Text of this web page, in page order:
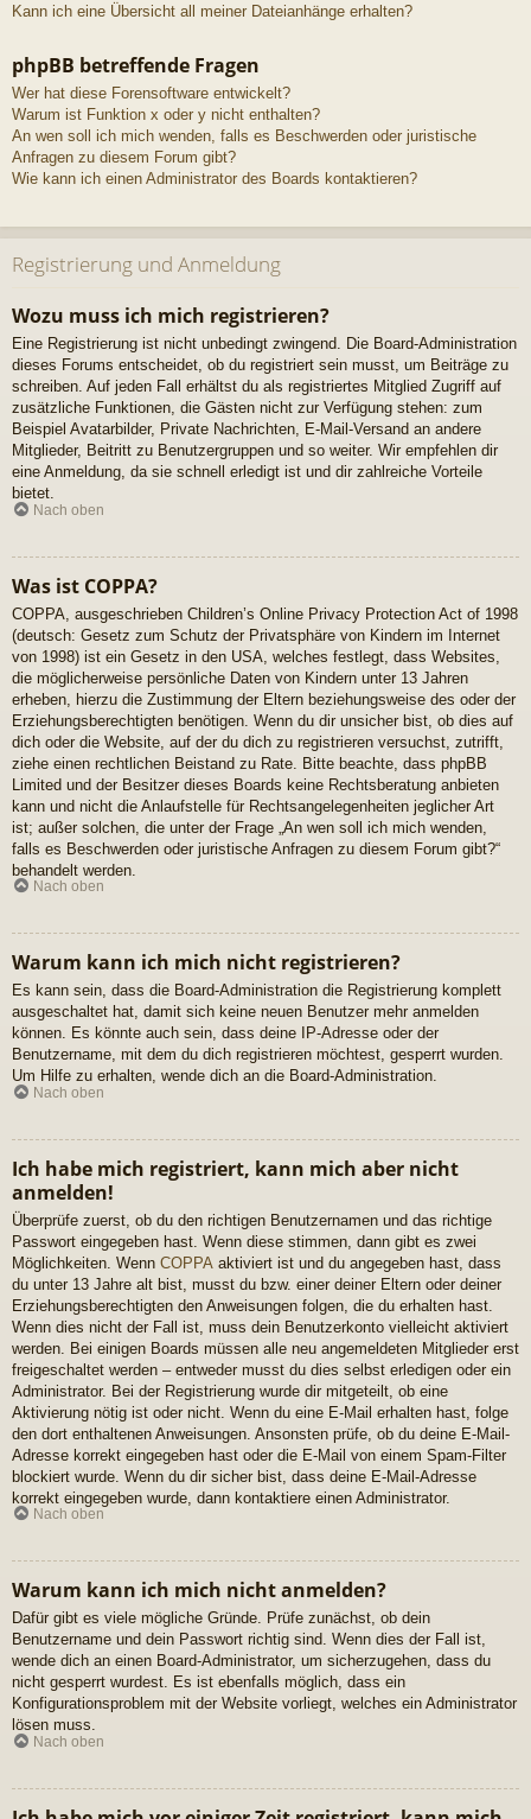
Kann ich eine Übersicht all meiner Dateianhänge erhalten?
phpBB betreffende Fragen
Wer hat diese Forensoftware entwickelt?
Warum ist Funktion x oder y nicht enthalten?
An wen soll ich mich wenden, falls es Beschwerden oder juristische
Anfragen zu diesem Forum gibt?
Wie kann ich einen Administrator des Boards kontaktieren?
Registrierung und Anmeldung
Wozu muss ich mich registrieren?
Eine Registrierung ist nicht unbedingt zwingend. Die Board-Administration
dieses Forums entscheidet, ob du registriert sein musst, um Beiträge zu
schreiben. Auf jeden Fall erhältst du als registriertes Mitglied Zugriff auf
zusätzliche Funktionen, die Gästen nicht zur Verfügung stehen: zum
Beispiel Avatarbilder, Private Nachrichten, E-Mail-Versand an andere
Mitglieder, Beitritt zu Benutzergruppen und so weiter. Wir empfehlen dir
eine Anmeldung, da sie schnell erledigt ist und dir zahlreiche Vorteile
bietet.
Nach oben
Was ist COPPA?
COPPA, ausgeschrieben Children’s Online Privacy Protection Act of 1998
(deutsch: Gesetz zum Schutz der Privatsphäre von Kindern im Internet
von 1998) ist ein Gesetz in den USA, welches festlegt, dass Websites,
die möglicherweise persönliche Daten von Kindern unter 13 Jahren
erheben, hierzu die Zustimmung der Eltern beziehungsweise des oder der
Erziehungsberechtigten benötigen. Wenn du dir unsicher bist, ob dies auf
dich oder die Website, auf der du dich zu registrieren versuchst, zutrifft,
ziehe einen rechtlichen Beistand zu Rate. Bitte beachte, dass phpBB
Limited und der Besitzer dieses Boards keine Rechtsberatung anbieten
kann und nicht die Anlaufstelle für Rechtsangelegenheiten jeglicher Art
ist; außer solchen, die unter der Frage „An wen soll ich mich wenden,
falls es Beschwerden oder juristische Anfragen zu diesem Forum gibt?“
behandelt werden.
Nach oben
Warum kann ich mich nicht registrieren?
Es kann sein, dass die Board-Administration die Registrierung komplett
ausgeschaltet hat, damit sich keine neuen Benutzer mehr anmelden
können. Es könnte auch sein, dass deine IP-Adresse oder der
Benutzername, mit dem du dich registrieren möchtest, gesperrt wurden.
Um Hilfe zu erhalten, wende dich an die Board-Administration.
Nach oben
Ich habe mich registriert, kann mich aber nicht
anmelden!
Überprüfe zuerst, ob du den richtigen Benutzernamen und das richtige
Passwort eingegeben hast. Wenn diese stimmen, dann gibt es zwei
Möglichkeiten. Wenn COPPA aktiviert ist und du angegeben hast, dass
du unter 13 Jahre alt bist, musst du bzw. einer deiner Eltern oder deiner
Erziehungsberechtigten den Anweisungen folgen, die du erhalten hast.
Wenn dies nicht der Fall ist, muss dein Benutzerkonto vielleicht aktiviert
werden. Bei einigen Boards müssen alle neu angemeldeten Mitglieder erst
freigeschaltet werden – entweder musst du dies selbst erledigen oder ein
Administrator. Bei der Registrierung wurde dir mitgeteilt, ob eine
Aktivierung nötig ist oder nicht. Wenn du eine E-Mail erhalten hast, folge
den dort enthaltenen Anweisungen. Ansonsten prüfe, ob du deine E-Mail-
Adresse korrekt eingegeben hast oder die E-Mail von einem Spam-Filter
blockiert wurde. Wenn du dir sicher bist, dass deine E-Mail-Adresse
korrekt eingegeben wurde, dann kontaktiere einen Administrator.
Nach oben
Warum kann ich mich nicht anmelden?
Dafür gibt es viele mögliche Gründe. Prüfe zunächst, ob dein
Benutzername und dein Passwort richtig sind. Wenn dies der Fall ist,
wende dich an einen Board-Administrator, um sicherzugehen, dass du
nicht gesperrt wurdest. Es ist ebenfalls möglich, dass ein
Konfigurationsproblem mit der Website vorliegt, welches ein Administrator
lösen muss.
Nach oben